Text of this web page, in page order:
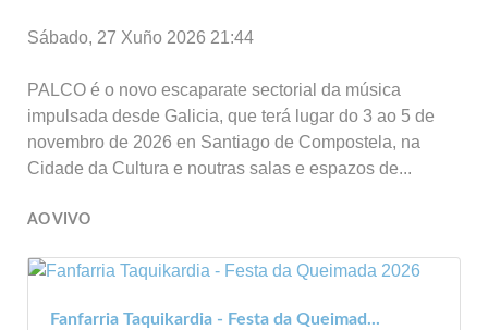
Sábado, 27 Xuño 2026 21:44
PALCO é o novo escaparate sectorial da música
impulsada desde Galicia, que terá lugar do 3 ao 5 de
novembro de 2026 en Santiago de Compostela, na
Cidade da Cultura e noutras salas e espazos de...
AO VIVO
Fanfarria Taquikardia - Festa da Queimad...